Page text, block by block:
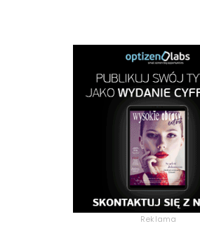
Reklama